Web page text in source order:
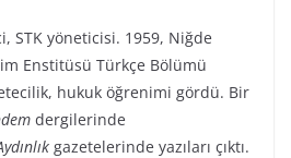
STK yöneticisi. 1959, Niğde
Enstitüsü Türkçe Bölümü
hukuk öğrenimi gördü. Bir
dergilerinde
gazetelerinde yazıları çıktı.